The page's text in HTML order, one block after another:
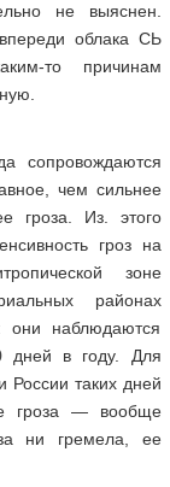
не выяснен.
облака СЬ
то причинам
сопровождаются
чем сильнее
гроза. Из. этого
гроз на
зоне
районах
они наблюдаются
в году. Для
России таких дней
гроза — вообще
ни гремела, ее